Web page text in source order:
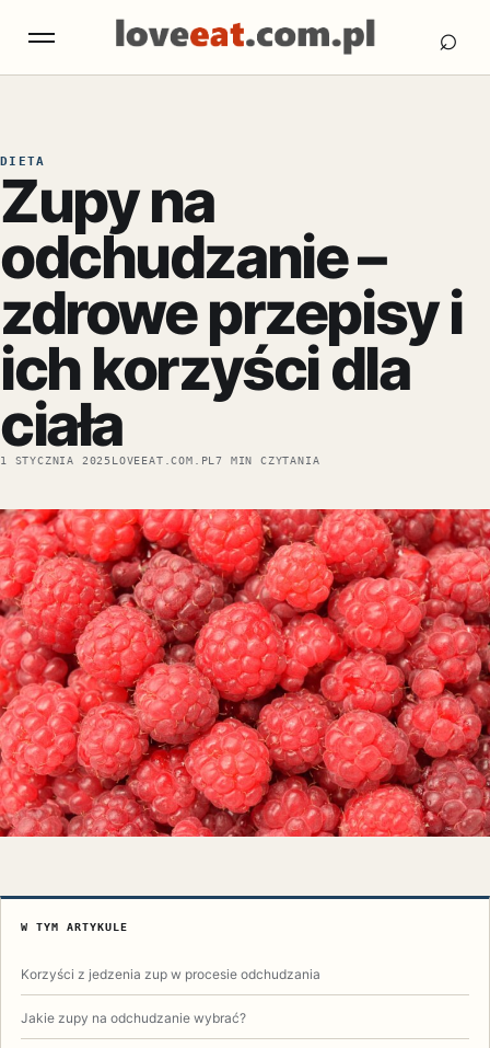
Otwórz menu ⌕
DIETA
Zupy na
odchudzanie –
zdrowe przepisy i
ich korzyści dla
ciała
1 STYCZNIA 2025LOVEEAT.COM.PL7 MIN CZYTANIA
W TYM ARTYKULE
Korzyści z jedzenia zup w procesie odchudzania
Jakie zupy na odchudzanie wybrać?